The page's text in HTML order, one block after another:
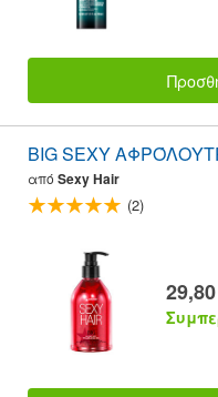
BIG SEXY
από Sexy Hair
(2)